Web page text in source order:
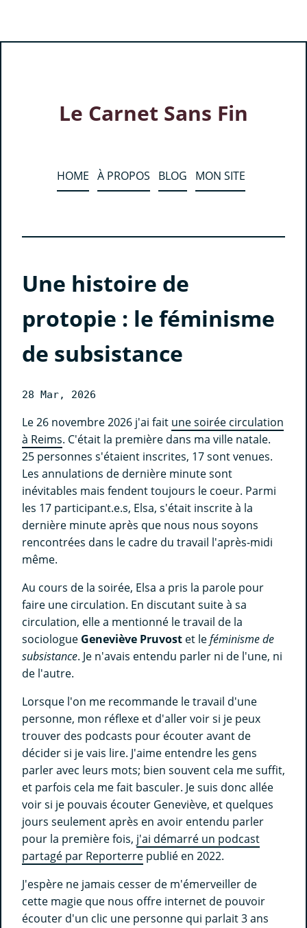
Le Carnet Sans Fin
HOME À PROPOS BLOG MON SITE
Une histoire de
protopie : le féminisme
de subsistance
28 Mar, 2026
Le 26 novembre 2026 j'ai fait une soirée circulation
à Reims. C'était la première dans ma ville natale.
25 personnes s'étaient inscrites, 17 sont venues.
Les annulations de dernière minute sont
inévitables mais fendent toujours le coeur. Parmi
les 17 participant.e.s, Elsa, s'était inscrite à la
dernière minute après que nous nous soyons
rencontrées dans le cadre du travail l'après-midi
même.
Au cours de la soirée, Elsa a pris la parole pour
faire une circulation. En discutant suite à sa
circulation, elle a mentionné le travail de la
sociologue Geneviève Pruvost et leféminisme de
subsistance. Je n'avais entendu parler ni de l'une, ni
de l'autre.
Lorsque l'on me recommande le travail d'une
personne, mon réflexe et d'aller voir si je peux
trouver des podcasts pour écouter avant de
décider si je vais lire. J'aime entendre les gens
parler avec leurs mots; bien souvent cela me suffit,
et parfois cela me fait basculer. Je suis donc allée
voir si je pouvais écouter Geneviève, et quelques
jours seulement après en avoir entendu parler
pour la première fois, j'ai démarré un podcast
partagé par Reporterre publié en 2022.
J'espère ne jamais cesser de m'émerveiller de
cette magie que nous offre internet de pouvoir
écouter d'un clic une personne qui parlait 3 ans